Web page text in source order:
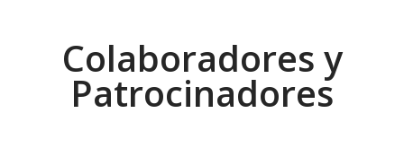
Colaboradores y
Patrocinadores